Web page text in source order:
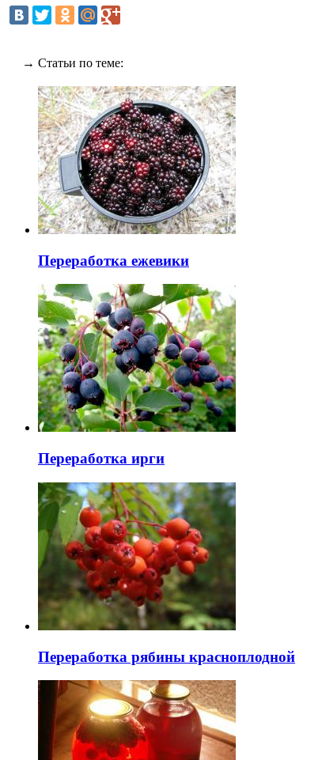
→ Статьи по теме:
Переработка ежевики
Переработка ирги
Переработка рябины красноплодной